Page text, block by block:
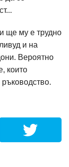
ще му е трудно
и на
Вероятно
които